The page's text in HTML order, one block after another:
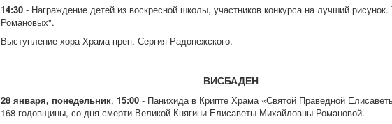
14:30- Награждение детей из воскресной школы, участников конкурса на лучший
Романовых".
Выступление хора Храма преп. Сергия Радонежского.
ВИСБАДЕН
28 января, понедельник, 15:00- Панихида в Крипте Храма «Святой Праведной
168 годовщины, со дня смерти Великой Княгини Елисаветы Михайловны Романовой.